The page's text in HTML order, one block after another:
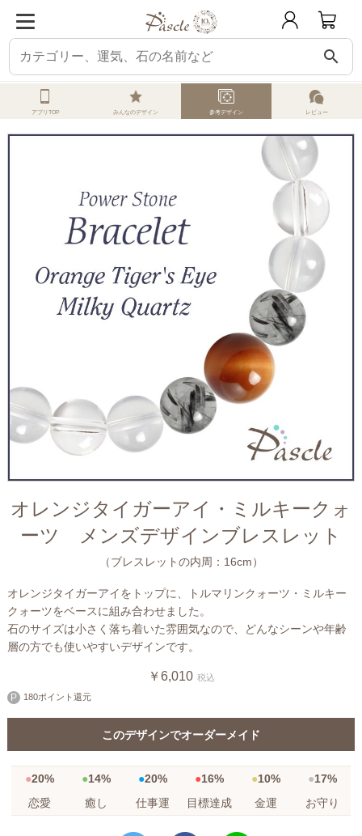
search
ホーム オーダーメイド 参考デザイン オレンジタイガーアイ オレンジ
アプリTOP みんなのデザイン 参考デザイン レビュー
オレンジタイガーアイ・ミルキークォ
ーツ メンズデザインブレスレット
（ブレスレットの内周：16cm）
オレンジタイガーアイをトップに、トルマリンクォーツ・ミルキー
クォーツをベースに組み合わせました。
石のサイズは小さく落ち着いた雰囲気なので、どんなシーンや年齢
層の方でも使いやすいデザインです。
￥6,010 税込
180ポイント還元
このデザインでオーダーメイド
20% 14% 20% 16% 10%
17%
恋愛
癒し 仕事運 目標達成 金運 お守り